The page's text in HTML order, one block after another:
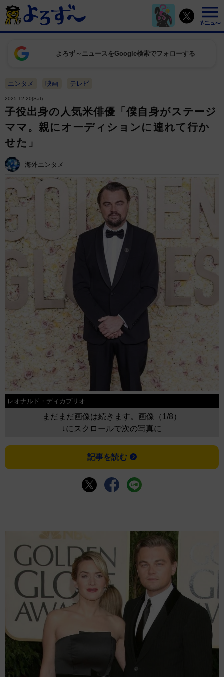
よろず～ニュースをGoogle検索でフォローする
エンタメ 映画 テレビ
2025.12.20(Sat)
子役出身の人気米俳優「僕自身がステージ
ママ。親にオーディションに連れて行か
せた」
海外エンタメ
レオナルド・ディカプリオ
まだまだ画像は続きます。画像（1/8）
↓にスクロールで次の写真に
記事を読む